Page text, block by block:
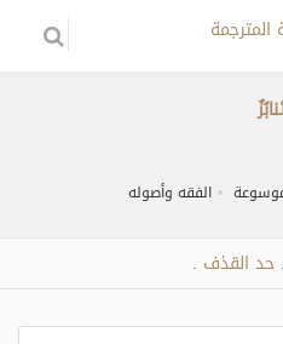
الفقه وأصوله
حد القذف